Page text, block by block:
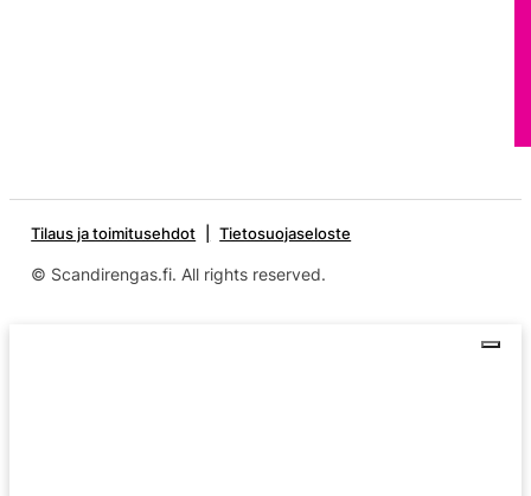
Tilaus ja toimitusehdot Tietosuojaseloste
© Scandirengas.fi. All rights reserved.